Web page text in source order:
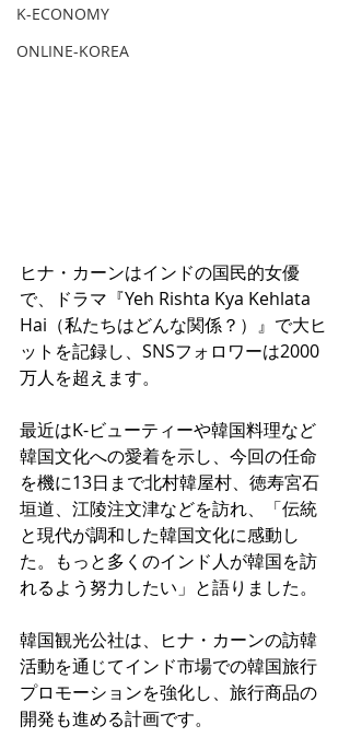
K-ECONOMY
ONLINE-KOREA
ヒナ・カーンはインドの国民的女優
で、ドラマ『Yeh Rishta Kya Kehlata
Hai（私たちはどんな関係？）』で大ヒ
ットを記録し、SNSフォロワーは2000
万人を超えます。
最近はK-ビューティーや韓国料理など
韓国文化への愛着を示し、今回の任命
を機に13日まで北村韓屋村、徳寿宮石
垣道、江陵注文津などを訪れ、「伝統
と現代が調和した韓国文化に感動し
た。もっと多くのインド人が韓国を訪
れるよう努力したい」と語りました。
韓国観光公社は、ヒナ・カーンの訪韓
活動を通じてインド市場での韓国旅行
プロモーションを強化し、旅行商品の
開発も進める計画です。